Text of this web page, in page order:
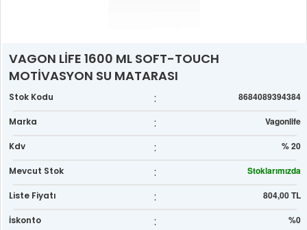
VAGON LİFE 1600 ML SOFT-TOUCH
MOTİVASYON SU MATARASI
Stok Kodu : 8684089394384
Marka : Vagonlife
Kdv : % 20
Mevcut Stok : Stoklarımızda
Liste Fiyatı : 804,00 TL
İskonto : %0